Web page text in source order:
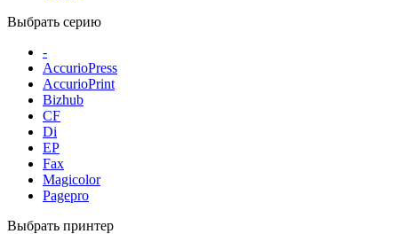
Выбрать серию
-
AccurioPress
AccurioPrint
Bizhub
CF
Di
EP
Fax
Magicolor
Pagepro
Выбрать принтер